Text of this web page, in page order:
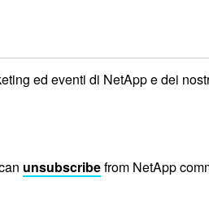
ed eventi di NetApp e dei
unsubscribefrom NetApp